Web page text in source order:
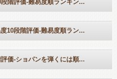
階評価-難易度順ランキン...
10段階評価-難易度順ラン...
価-ショパンを弾くには順...